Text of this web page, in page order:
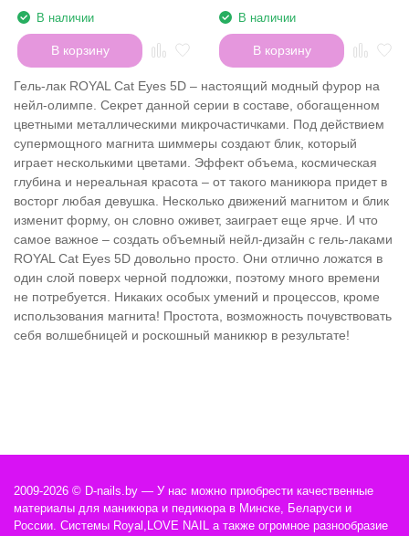
В наличии
В корзину
В наличии
В корзину
Гель-лак ROYAL Cat Eyes 5D – настоящий модный фурор на
нейл-олимпе. Секрет данной серии в составе, обогащенном
цветными металлическими микрочастичками. Под действием
супермощного магнита шиммеры создают блик, который
играет несколькими цветами. Эффект объема, космическая
глубина и нереальная красота – от такого маникюра придет в
восторг любая девушка. Несколько движений магнитом и блик
изменит форму, он словно оживет, заиграет еще ярче. И что
самое важное – создать объемный нейл-дизайн с гель-лаками
ROYAL Cat Eyes 5D довольно просто. Они отлично ложатся в
один слой поверх черной подложки, поэтому много времени
не потребуется. Никаких особых умений и процессов, кроме
использования магнита! Простота, возможность почувствовать
себя волшебницей и роскошный маникюр в результате!
2009-2026 © D-nails.by — У нас можно приобрести качественные
материалы для маникюра и педикюра в Минске, Беларуси и
России. Системы Royal,LOVE NAIL а также огромное разнообразие